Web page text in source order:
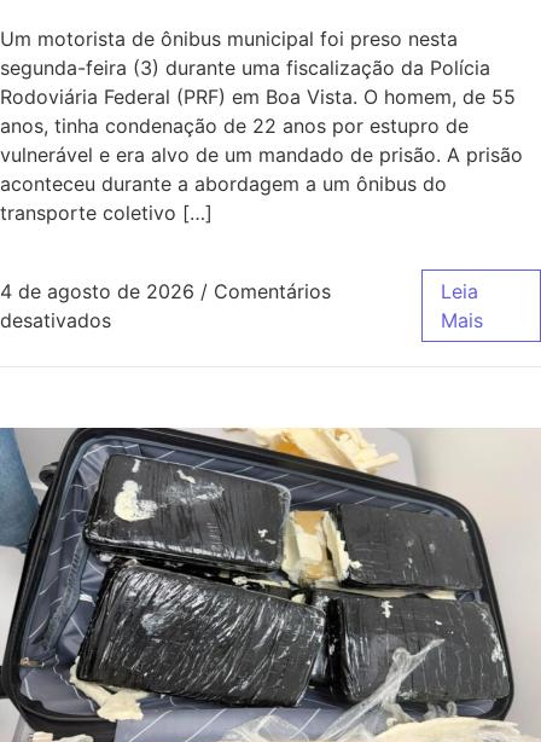
Um motorista de ônibus municipal foi preso nesta
segunda-feira (3) durante uma fiscalização da Polícia
Rodoviária Federal (PRF) em Boa Vista. O homem, de 55
anos, tinha condenação de 22 anos por estupro de
vulnerável e era alvo de um mandado de prisão. A prisão
aconteceu durante a abordagem a um ônibus do
transporte coletivo […]
4 de agosto de 2026 / Comentários
desativados
Leia
Mais